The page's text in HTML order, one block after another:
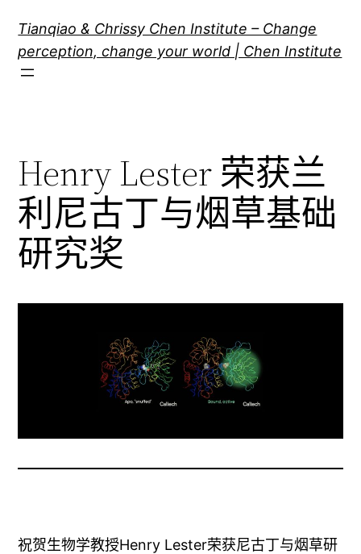
Tianqiao & Chrissy Chen Institute – Change
perception, change your world | Chen Institute
Henry Lester 荣获兰
利尼古丁与烟草基础
研究奖
祝贺生物学教授Henry Lester荣获尼古丁与烟草研